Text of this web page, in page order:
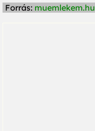
Forrás: muemlekem.hu